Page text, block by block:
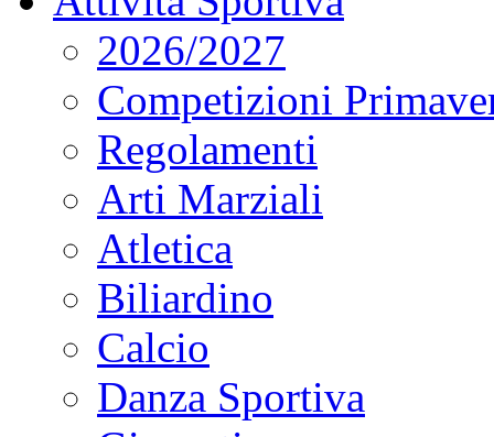
2026/2027
Competizioni
Regolamenti
Arti Marziali
Atletica
Biliardino
Calcio
Danza Sportiva